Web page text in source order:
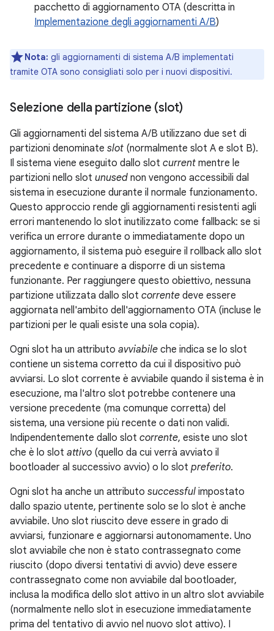
pacchetto di aggiornamento OTA (descritta in
Implementazione degli aggiornamenti A/B)
Nota: gli aggiornamenti di sistema A/B implementati
tramite OTA sono consigliati solo per i nuovi dispositivi.
Selezione della partizione (slot)
Gli aggiornamenti del sistema A/B utilizzano due set di
partizioni denominate slot (normalmente slot A e slot B).
Il sistema viene eseguito dallo slot current mentre le
partizioni nello slot unused non vengono accessibili dal
sistema in esecuzione durante il normale funzionamento.
Questo approccio rende gli aggiornamenti resistenti agli
errori mantenendo lo slot inutilizzato come fallback: se si
verifica un errore durante o immediatamente dopo un
aggiornamento, il sistema può eseguire il rollback allo slot
precedente e continuare a disporre di un sistema
funzionante. Per raggiungere questo obiettivo, nessuna
partizione utilizzata dallo slot corrente deve essere
aggiornata nell'ambito dell'aggiornamento OTA (incluse le
partizioni per le quali esiste una sola copia).
Ogni slot ha un attributo avviabile che indica se lo slot
contiene un sistema corretto da cui il dispositivo può
avviarsi. Lo slot corrente è avviabile quando il sistema è in
esecuzione, ma l'altro slot potrebbe contenere una
versione precedente (ma comunque corretta) del
sistema, una versione più recente o dati non validi.
Indipendentemente dallo slot corrente, esiste uno slot
che è lo slot attivo (quello da cui verrà avviato il
bootloader al successivo avvio) o lo slot preferito.
Ogni slot ha anche un attributo successful impostato
dallo spazio utente, pertinente solo se lo slot è anche
avviabile. Uno slot riuscito deve essere in grado di
avviarsi, funzionare e aggiornarsi autonomamente. Uno
slot avviabile che non è stato contrassegnato come
riuscito (dopo diversi tentativi di avvio) deve essere
contrassegnato come non avviabile dal bootloader,
inclusa la modifica dello slot attivo in un altro slot avviabile
(normalmente nello slot in esecuzione immediatamente
prima del tentativo di avvio nel nuovo slot attivo). I